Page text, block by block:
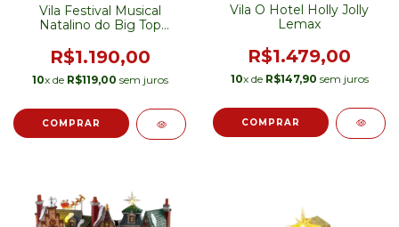
Vila Festival Musical
Natalino do Big Top
R$1.190,00
10x de R$119,00 sem juros
Vila O Hotel Holly Jolly
Lemax
R$1.479,00
10x de R$147,90 sem juros